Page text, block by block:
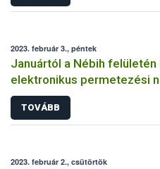
2023. február 3., péntek
Januártól a Nébih felületén
elektronikus permetezési
TOVÁBB
2023. február 2., csütörtök